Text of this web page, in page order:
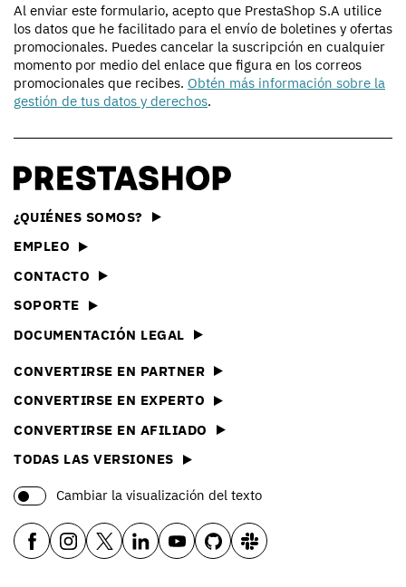
Al enviar este formulario, acepto que PrestaShop S.A utilice
los datos que he facilitado para el envío de boletines y ofertas
promocionales. Puedes cancelar la suscripción en cualquier
momento por medio del enlace que figura en los correos
promocionales que recibes. Obtén más información sobre la
gestión de tus datos y derechos.
¿QUIÉNES SOMOS?
EMPLEO
CONTACTO
SOPORTE
DOCUMENTACIÓN LEGAL
CONVERTIRSE EN PARTNER
CONVERTIRSE EN EXPERTO
CONVERTIRSE EN AFILIADO
TODAS LAS VERSIONES
Cambiar la visualización del texto